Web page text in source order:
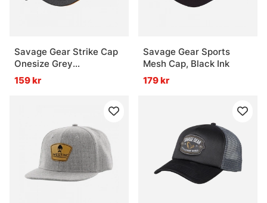
Savage Gear Strike Cap
Onesize Grey
Melange/Black
159 kr
Savage Gear Sports
Mesh Cap, Black Ink
179 kr